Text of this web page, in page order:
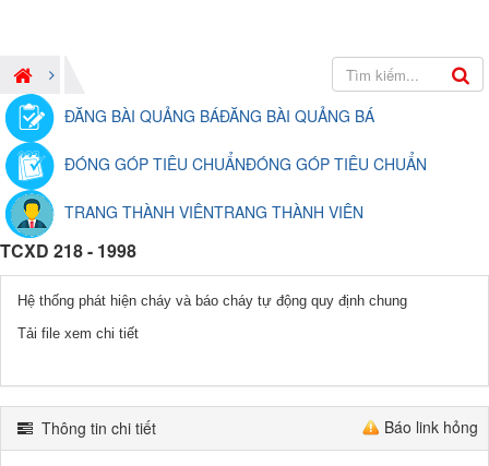
ĐĂNG BÀI QUẢNG BÁĐĂNG BÀI QUẢNG BÁ
ĐÓNG GÓP TIÊU CHUẨNĐÓNG GÓP TIÊU CHUẨN
TRANG THÀNH VIÊNTRANG THÀNH VIÊN
TCXD 218 - 1998
Hệ thống phát hiện cháy và báo cháy tự động quy định chung
Tải file xem chi tiết
Báo link hỏng
Thông tin chi tiết